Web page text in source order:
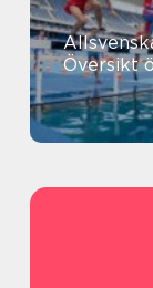
Översikt